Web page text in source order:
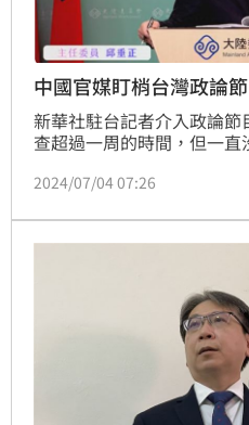
中國官媒盯梢台灣政論
新華社駐台記者介入政論
查超過一周的時間，但一
「確有其事」。他強調，未
程中」。
2024/07/04 07:26